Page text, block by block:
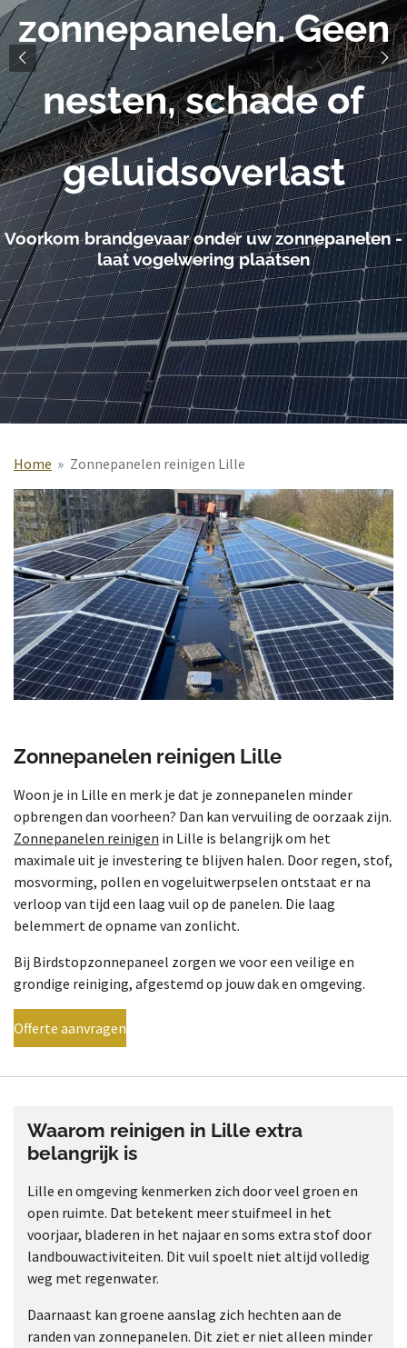
Geen
schade of
geluidsoverlast
brandgevaar onder uw zonnepanelen -
laat vogelwering plaatsen
Home » Zonnepanelen reinigen Lille
Zonnepanelen reinigen Lille
Woon je in Lille en merk je dat je zonnepanelen minder
opbrengen dan voorheen? Dan kan vervuiling de oorzaak zijn.
Zonnepanelen reinigen in Lille is belangrijk om het
maximale uit je investering te blijven halen. Door regen, stof,
mosvorming, pollen en vogeluitwerpselen ontstaat er na
verloop van tijd een laag vuil op de panelen. Die laag
belemmert de opname van zonlicht.
Bij Birdstopzonnepaneel zorgen we voor een veilige en
grondige reiniging, afgestemd op jouw dak en omgeving.
Offerte aanvragen
Waarom reinigen in Lille extra
belangrijk is
Lille en omgeving kenmerken zich door veel groen en
open ruimte. Dat betekent meer stuifmeel in het
voorjaar, bladeren in het najaar en soms extra stof door
landbouwactiviteiten. Dit vuil spoelt niet altijd volledig
weg met regenwater.
Daarnaast kan groene aanslag zich hechten aan de
randen van zonnepanelen. Dit ziet er niet alleen minder